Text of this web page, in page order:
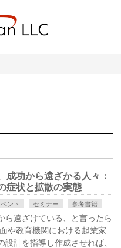
成功から遠ざかる人々：
症状と拡散の実態
ント セミナー 参考書籍
ら遠ざけている、と言ったら
や教育機関における起業家
計を指導し作成させれば、